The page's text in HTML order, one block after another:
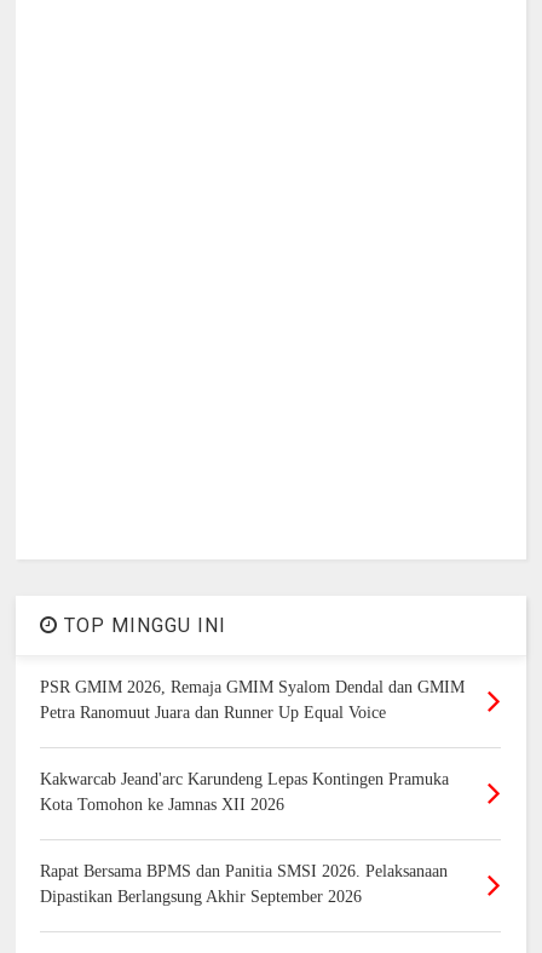
TOP MINGGU INI
PSR GMIM 2026, Remaja GMIM Syalom Dendal dan GMIM
Petra Ranomuut Juara dan Runner Up Equal Voice
Kakwarcab Jeand'arc Karundeng Lepas Kontingen Pramuka
Kota Tomohon ke Jamnas XII 2026
Rapat Bersama BPMS dan Panitia SMSI 2026. Pelaksanaan
Dipastikan Berlangsung Akhir September 2026